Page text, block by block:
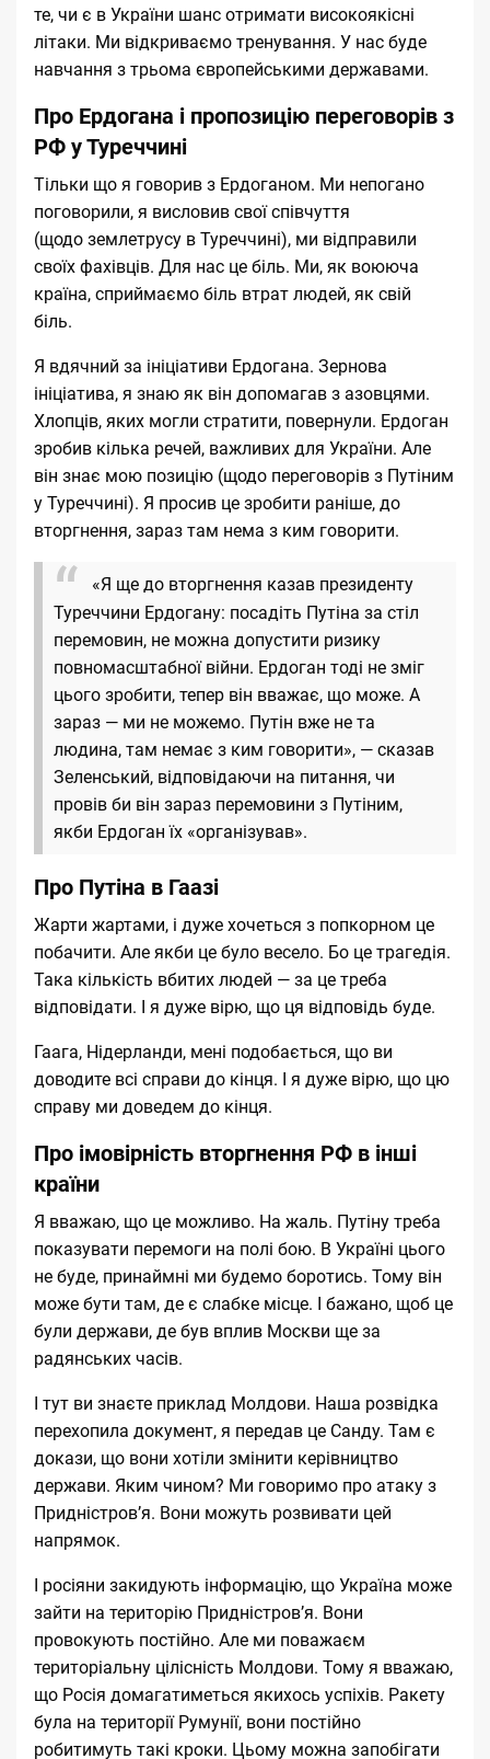
те, чи є в України шанс отримати високоякісні
літаки. Ми відкриваємо тренування. У нас буде
навчання з трьома європейськими державами.
Про Ердогана і пропозицію переговорів з
РФ у Туреччині
Тільки що я говорив з Ердоганом. Ми непогано
поговорили, я висловив свої співчуття
(щодо землетрусу в Туреччині), ми відправили
своїх фахівців. Для нас це біль. Ми, як воююча
країна, сприймаємо біль втрат людей, як свій
біль.
Я вдячний за ініціативи Ердогана. Зернова
ініціатива, я знаю як він допомагав з азовцями.
Хлопців, яких могли стратити, повернули. Ердоган
зробив кілька речей, важливих для України. Але
він знає мою позицію (щодо переговорів з Путіним
у Туреччині). Я просив це зробити раніше, до
вторгнення, зараз там нема з ким говорити.
«Я ще до вторгнення казав президенту
Туреччини Ердогану: посадіть Путіна за стіл
перемовин, не можна допустити ризику
повномасштабної війни. Ердоган тоді не зміг
цього зробити, тепер він вважає, що може. А
зараз — ми не можемо. Путін вже не та
людина, там немає з ким говорити», — сказав
Зеленський, відповідаючи на питання, чи
провів би він зараз перемовини з Путіним,
якби Ердоган їх «організував».
Про Путіна в Гаазі
Жарти жартами, і дуже хочеться з попкорном це
побачити. Але якби це було весело. Бо це трагедія.
Така кількість вбитих людей — за це треба
відповідати. І я дуже вірю, що ця відповідь буде.
Гаага, Нідерланди, мені подобається, що ви
доводите всі справи до кінця. І я дуже вірю, що цю
справу ми доведем до кінця.
Про імовірність вторгнення РФ в інші
країни
Я вважаю, що це можливо. На жаль. Путіну треба
показувати перемоги на полі бою. В Україні цього
не буде, принаймні ми будемо боротись. Тому він
може бути там, де є слабке місце. І бажано, щоб це
були держави, де був вплив Москви ще за
радянських часів.
І тут ви знаєте приклад Молдови. Наша розвідка
перехопила документ, я передав це Санду. Там є
докази, що вони хотіли змінити керівництво
держави. Яким чином? Ми говоримо про атаку з
Придністровʼя. Вони можуть розвивати цей
напрямок.
І росіяни закидують інформацію, що Україна може
зайти на територію Придністровʼя. Вони
провокують постійно. Але ми поважаєм
територіальну цілісність Молдови. Тому я вважаю,
що Росія домагатиметься якихось успіхів. Ракету
була на території Румунії, вони постійно
робитимуть такі кроки. Цьому можна запобігати